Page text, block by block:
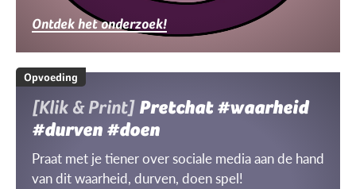
Ontdek het onderzoek!
Opvoeding
[Klik & Print] Pretchat #waarheid
#durven #doen
Praat met je tiener over sociale media aan de hand
van dit waarheid, durven, doen spel!